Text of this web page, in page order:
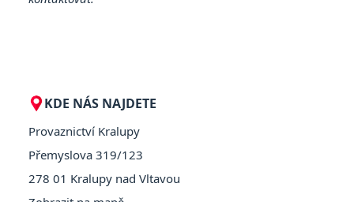
KDE NÁS NAJDETE
Provaznictví Kralupy
Přemyslova 319/123
278 01 Kralupy nad Vltavou